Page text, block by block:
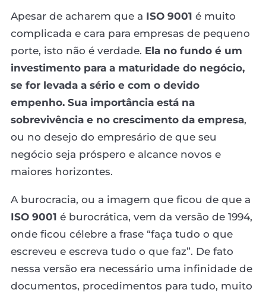
Apesar de acharem que a ISO 9001 é muito
complicada e cara para empresas de pequeno
porte, isto não é verdade. Ela no fundo é um
investimento para a maturidade do negócio,
se for levada a sério e com o devido
empenho. Sua importância está na
sobrevivência e no crescimento da empresa,
ou no desejo do empresário de que seu
negócio seja próspero e alcance novos e
maiores horizontes.
A burocracia, ou a imagem que ficou de que a
ISO 9001 é burocrática, vem da versão de 1994,
onde ficou célebre a frase “faça tudo o que
escreveu e escreva tudo o que faz”. De fato
nessa versão era necessário uma infinidade de
documentos, procedimentos para tudo, muito